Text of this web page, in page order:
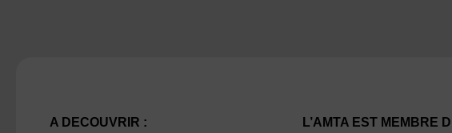
A DECOUVRIR : L’AMTA EST MEMBRE